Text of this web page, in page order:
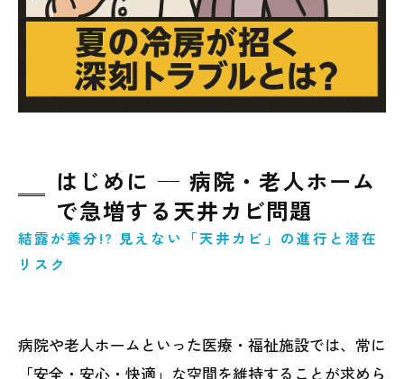
はじめに ─ 病院・老人ホーム
で急増する天井カビ問題
結露が養分!? 見えない「天井カビ」の進行と潜在
リスク
病院や老人ホームといった医療・福祉施設では、常に
「安全・安心・快適」な空間を維持することが求めら